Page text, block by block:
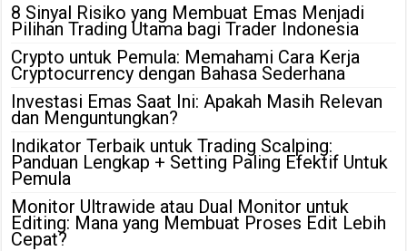
8 Sinyal Risiko yang Membuat Emas Menjadi
Pilihan Trading Utama bagi Trader Indonesia
Crypto untuk Pemula: Memahami Cara Kerja
Cryptocurrency dengan Bahasa Sederhana
Investasi Emas Saat Ini: Apakah Masih Relevan
dan Menguntungkan?
Indikator Terbaik untuk Trading Scalping:
Panduan Lengkap + Setting Paling Efektif Untuk
Pemula
Monitor Ultrawide atau Dual Monitor untuk
Editing: Mana yang Membuat Proses Edit Lebih
Cepat?